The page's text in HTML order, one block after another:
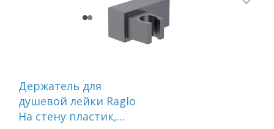
Держатель для
душевой лейки Raglo
На стену пластик,